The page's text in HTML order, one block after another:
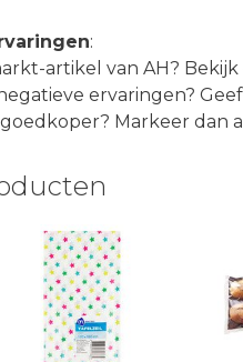
:
artikel van AH?
ervaringen?
Markeer dan